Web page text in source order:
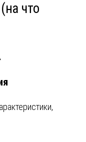
что